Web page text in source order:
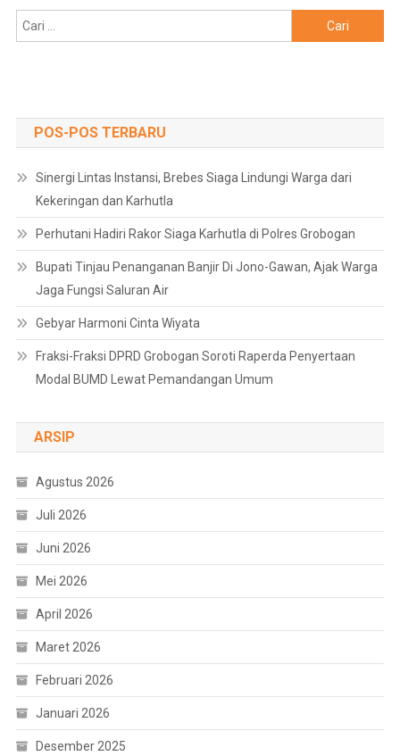
untuk:
POS-POS TERBARU
Sinergi Lintas Instansi, Brebes Siaga Lindungi Warga dari
Kekeringan dan Karhutla
Perhutani Hadiri Rakor Siaga Karhutla di Polres Grobogan
Bupati Tinjau Penanganan Banjir Di Jono-Gawan, Ajak Warga
Jaga Fungsi Saluran Air
Gebyar Harmoni Cinta Wiyata
Fraksi-Fraksi DPRD Grobogan Soroti Raperda Penyertaan
Modal BUMD Lewat Pemandangan Umum
ARSIP
Agustus 2026
Juli 2026
Juni 2026
Mei 2026
April 2026
Maret 2026
Februari 2026
Januari 2026
Desember 2025